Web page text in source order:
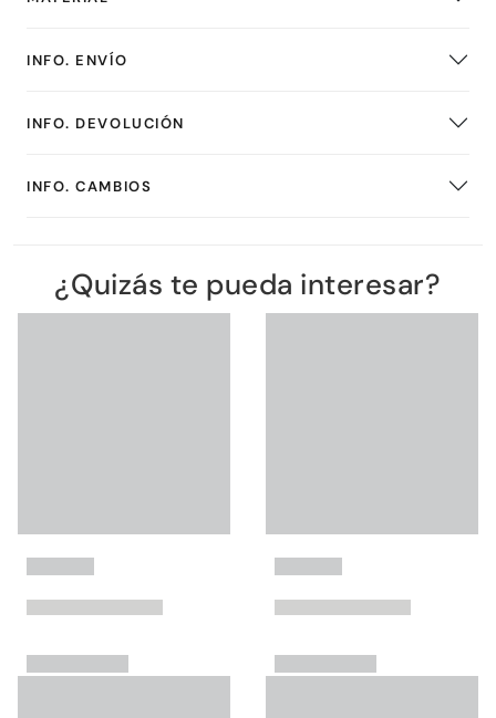
INFO. ENVÍO
INFO. DEVOLUCIÓN
INFO. CAMBIOS
¿Quizás te pueda interesar?